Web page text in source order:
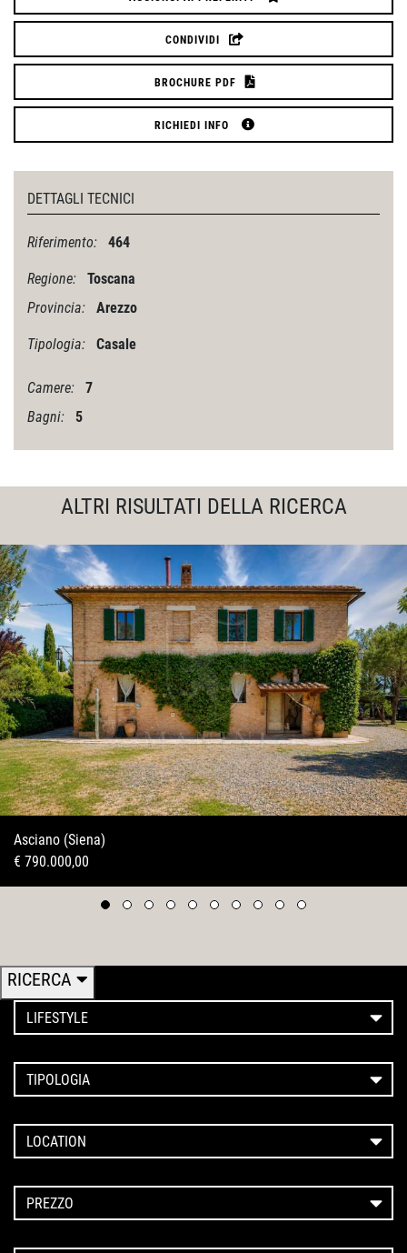
CONDIVIDI
BROCHURE PDF
RICHIEDI INFO
DETTAGLI TECNICI
Riferimento: 464
Regione:
Toscana
Provincia:
Arezzo
Tipologia: Casale
Camere:
7
Bagni:
5
ALTRI RISULTATI DELLA RICERCA
Asciano (Siena)
€ 790.000,00
RICERCA